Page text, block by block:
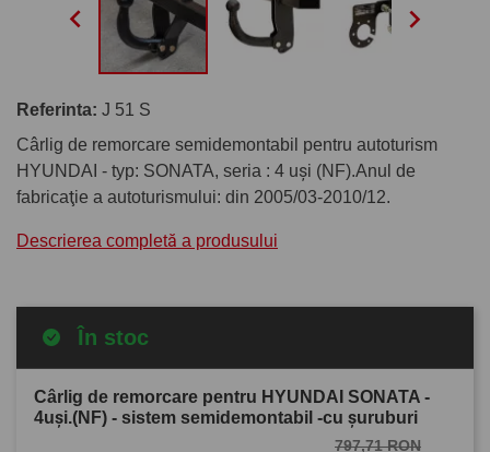
 
Referinta: J 51 S
Cârlig de remorcare semidemontabil pentru autoturism
HYUNDAI - typ: SONATA, seria : 4 uşi (NF).Anul de
fabricaţie a autoturismului: din 2005/03-2010/12.
Descrierea completă a produsului
În stoc
Cârlig de remorcare pentru HYUNDAI SONATA -
4uşi.(NF) - sistem semidemontabil -cu şuruburi
797,71 RON